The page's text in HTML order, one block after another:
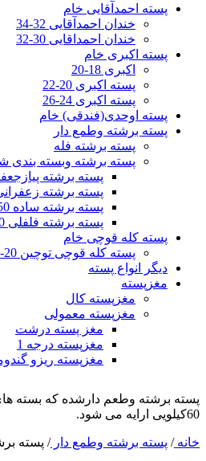
پسته احمدآقایی خام
خندان احمدآقایی 32-34
خندان احمداقایی 30-32
پسته اکبری خام
اکبری 18-20
پسته اکبری 20-22
پسته اکبری 24-26
پسته اوحدی(فندقی) خام
پسته برشته وطمع دار
پسته برشته فله
پسته برشته وبسته بندی
پسته برشته پیازجعفری
پسته برشته زعفرانی
پسته برشته ساده 50گرمی
پسته برشته فلفلی 50گرمی
پسته کله قوچی خام
پسته کله قوچی توچین 20-22
دیگر انواع پسته
مغزپسته
مغزپسته کال
مغزپسته معمولی
مغز پسته درشت
مغزپسته درجه 1
مغزپسته ریزو
60کیلویی ارایه می شود.
خانه/ پسته برشته وطمع دار/ پسته